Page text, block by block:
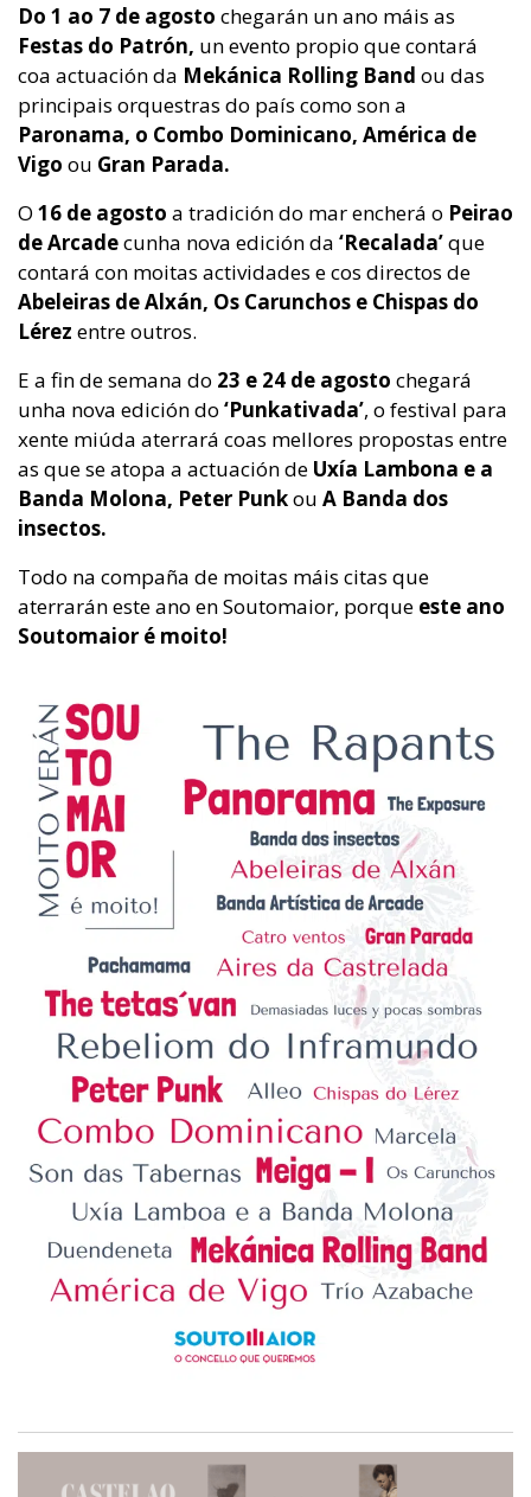
Do 1 ao 7 de agosto chegarán un ano máis as
Festas do Patrón, un evento propio que contará
coa actuación da Mekánica Rolling Band ou das
principais orquestras do país como son a
Paronama, o Combo Dominicano, América de
Vigo ou Gran Parada.
O 16 de agosto a tradición do mar encherá o Peirao
de Arcadecunha nova edición da ‘Recalada’que
contará con moitas actividades e cos directos de
Abeleiras de Alxán, Os Carunchos e Chispas do
Lérez entre outros.
E a fin de semana do 23 e 24 de agosto chegará
unha nova edición do ‘Punkativada’, o festival para
xente miúda aterrará coas mellores propostas entre
as que se atopa a actuación de Uxía Lambona e a
Banda Molona, Peter Punkou A Banda dos
insectos.
Todo na compaña de moitas máis citas que
aterrarán este ano en Soutomaior, porque este ano
Soutomaior é moito!